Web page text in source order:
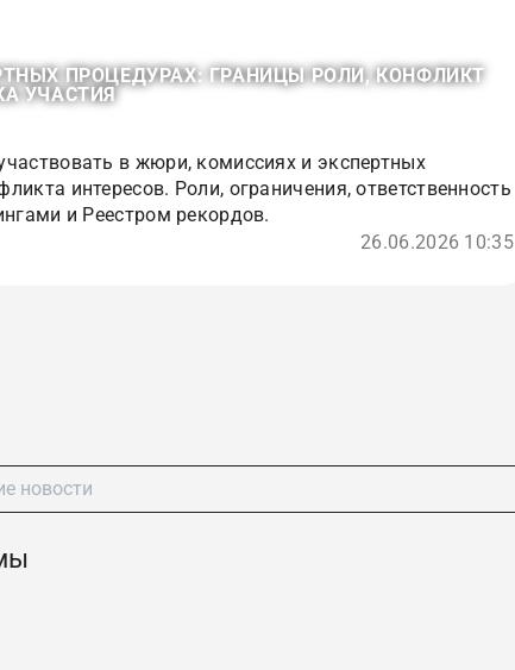
ПРОЦЕДУРАХ: ГРАНИЦЫ РОЛИ, КОНФЛИКТ
УЧАСТИЯ
в жюри, комиссиях и экспертных
интересов. Роли, ограничения, ответственность
и Реестром рекордов.
26.06.2026 10:35